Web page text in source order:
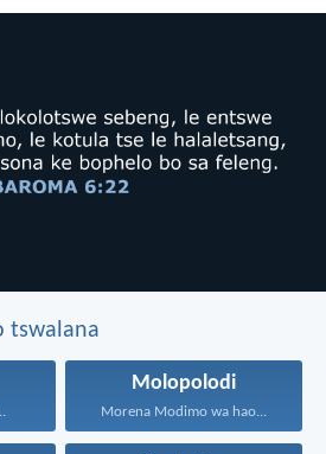
tswalana
Molopolodi
Morena Modimo wa hao...